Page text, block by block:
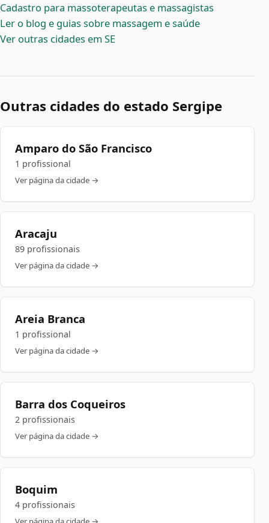
Cadastro para massoterapeutas e massagistas
Ler o blog e guias sobre massagem e saúde
Ver outras cidades em SE
Outras cidades do estado Sergipe
Amparo do São Francisco
1 profissional
Ver página da cidade →
Aracaju
89 profissionais
Ver página da cidade →
Areia Branca
1 profissional
Ver página da cidade →
Barra dos Coqueiros
2 profissionais
Ver página da cidade →
Boquim
4 profissionais